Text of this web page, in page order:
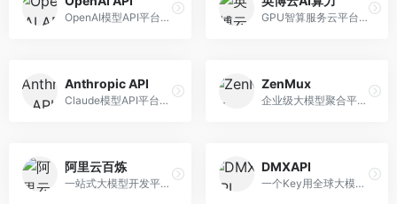
OpenAI模型API平台，提供GPT系列模型服务。面向开发者，提供模型API、微调服务、Assistants API等，是AI开发领域的基础设施。 GPU智算服务云平台，专注于AI算力租赁。面向AI研究者和企业，提供GPU租赁、模型训练、推理服务等，算力资源丰富。
Anthropic API
Claude模型API平台，专注于安全可靠的AI服务。面向开发者，提供Claude系列模型API、安全特性、企业级服务等，API质量高。
ZenMux
企业级大模型聚合平台，专注于企业AI服务。面向企业用户，提供多模型管理、安全合规、成本优化等服务，企业级功能完善。
阿里云百炼
一站式大模型开发平台，深度整合阿里云服务。面向企业开发者和AI团队，提供模型训练、微调、部署、应用开发等全流程服务，企业级功能完善。
DMXAPI
一个Key用全球大模型的聚合平台。面向开发者，提供多模型统一API、简化接入、成本控制等服务，接入便捷。